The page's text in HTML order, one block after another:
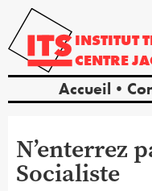
INSTITUT
CENTRE
Accueil
N’enterrez
Socialiste